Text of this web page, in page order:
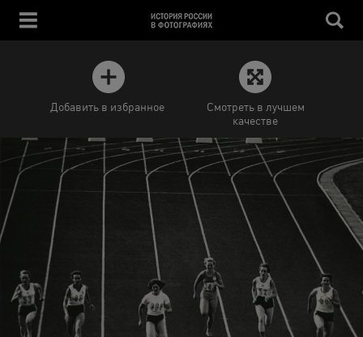
Добавить в избранное
Смотреть в лучшем
качестве